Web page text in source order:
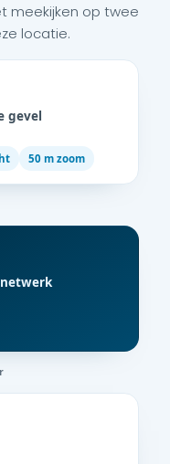
meekijken op twee
locatie.
gevel
50 m zoom
netwerk